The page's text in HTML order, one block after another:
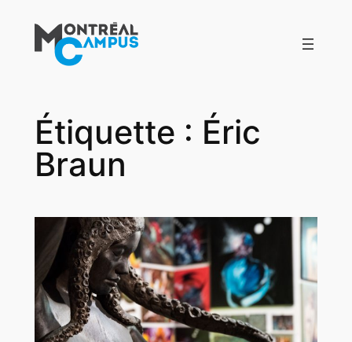
contenu
Étiquette : Éric
Braun